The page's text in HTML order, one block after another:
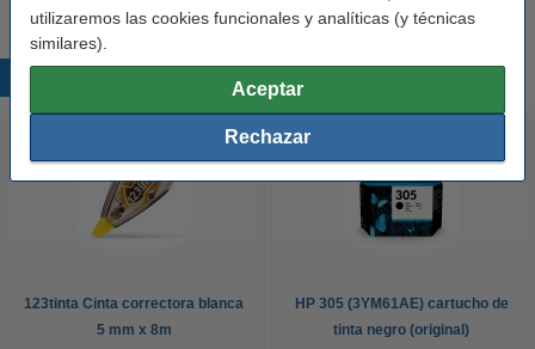
utilizaremos las cookies funcionales y analíticas (y técnicas
similares).
Aceptar
Rechazar
Productos destacados
123tinta Cinta correctora blanca
5 mm x 8m
HP 305 (3YM61AE) cartucho de
tinta negro (original)